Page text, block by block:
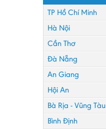
TP Hồ Chí Minh
Hà Nội
Cần Thơ
Đà Nẵng
An Giang
Hội An
Bà Rịa - Vũng Tàu
Bình Định